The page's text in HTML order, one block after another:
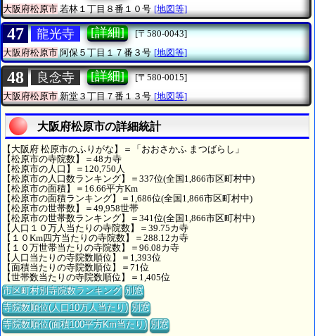
大阪府松原市 若林１丁目８番１０号 [地図等]
47 龍光寺 [詳細]
[〒580-0043]
大阪府松原市阿保５丁目１７番３号 [地図等]
48 良念寺 [詳細]
[〒580-0015]
大阪府松原市新堂３丁目７番１３号 [地図等]
大阪府松原市の詳細統計
【大阪府 松原市のふりがな】＝「おおさかふ まつばらし」
【松原市の寺院数】＝48カ寺
【松原市の人口】＝120,750人
【松原市の人口数ランキング】＝337位(全国1,866市区町村中)
【松原市の面積】＝16.66平方Km
【松原市の面積ランキング】＝1,686位(全国1,866市区町村中)
【松原市の世帯数】＝49,958世帯
【松原市の世帯数ランキング】＝341位(全国1,866市区町村中)
【人口１０万人当たりの寺院数】＝39.75カ寺
【１０Km四方当たりの寺院数】＝288.12カ寺
【１０万世帯当たりの寺院数】＝96.08カ寺
【人口当たりの寺院数順位】＝1,393位
【面積当たりの寺院数順位】＝71位
【世帯数当たりの寺院数順位】＝1,405位
市区町村別寺院数ランキング 別窓
寺院数順位(人口10万人当たり) 別窓
寺院数順位(面積100平方Km当たり) 別窓